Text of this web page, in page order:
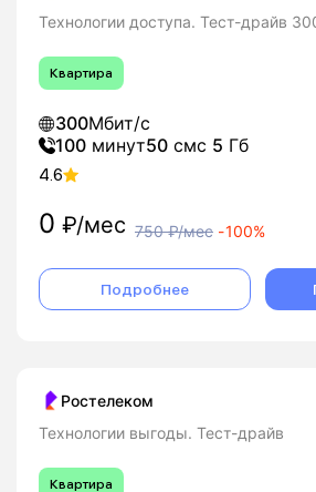
Технологии доступа. Тест-драйв
Квартира
300Мбит/с
100 минут50 смс 5 Гб
4.6
0 ₽/мес 750₽/мес -100%
Подробнее
Ростелеком
Технологии выгоды. Тест-драйв
Квартира